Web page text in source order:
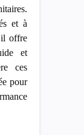
et à
il offre
et
ces
pour